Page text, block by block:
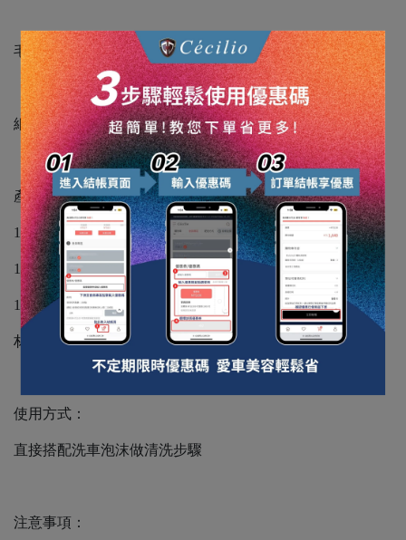
毛質柔軟細膩不傷漆面
細節縫隙清潔更方便
產品尺寸：
10# 刷長205mm/直徑25mm
12# 刷長220mm/直徑30mm
14# 刷長225mm/直徑35mm
材質：PET+PBT
使用方式：
直接搭配洗車泡沫做清洗步驟
注意事項：